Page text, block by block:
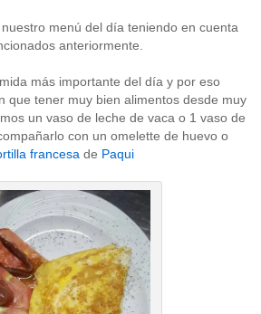
menú del día teniendo en cuenta
anteriormente.
más importante del día y por eso
que tener muy bien alimentos desde muy
un vaso de leche de vaca o 1 vaso de
con un omelette de huevo o
francesa de Paqui